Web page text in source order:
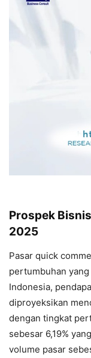
Prospek
2025
Pasar quick
pertumbuhan
Indonesia,
diproyeksikan
dengan tingkat
sebesar 6,19%
volume pasar